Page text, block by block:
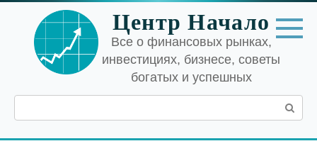
Перейти
контенту
Центр Начало
Все о финансовых рынках,
инвестициях, бизнесе, советы
богатых и успешных
Поиск: